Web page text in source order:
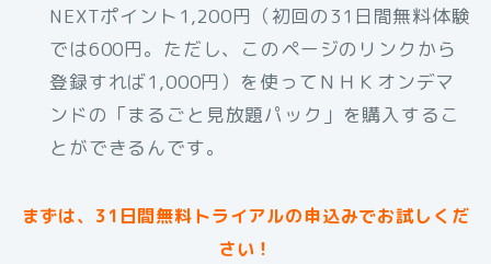
NEXTポイント1,200円（初回の31日間無料体験
では600円。ただし、このページのリンクから
登録すれば1,000円）を使ってＮＨＫオンデマ
ンドの「まるごと見放題パック」を購入するこ
とができるんです。
まずは、31日間無料トライアルの申込みでお試しくだ
さい！